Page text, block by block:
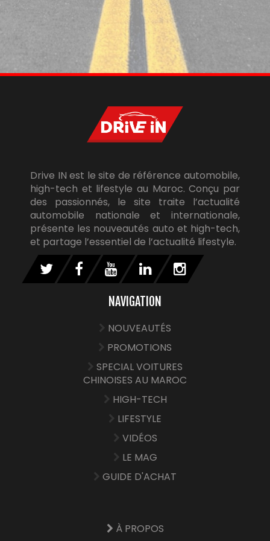
Drive IN est le site de référence automobile,
high-tech et lifestyle au Maroc. Conçu par
des passionnés, le site traite l’actualité
automobile nationale et internationale,
présente les nouveautés auto et high-tech,
et partage l’essentiel de l’actualité lifestyle.
NAVIGATION
NOUVEAUTÉS
PROMOTIONS
SPECIAL VOITURES
CHINOISES AU MAROC
HIGH-TECH
LIFESTYLE
VIDÉOS
LE MAG
GUIDE D'ACHAT
À PROPOS